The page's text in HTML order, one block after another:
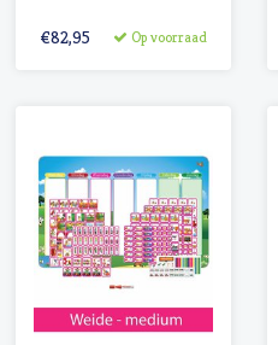
€82,95 Op voorraad